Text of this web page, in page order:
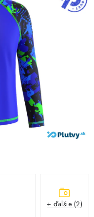
+ ďalšie (2)